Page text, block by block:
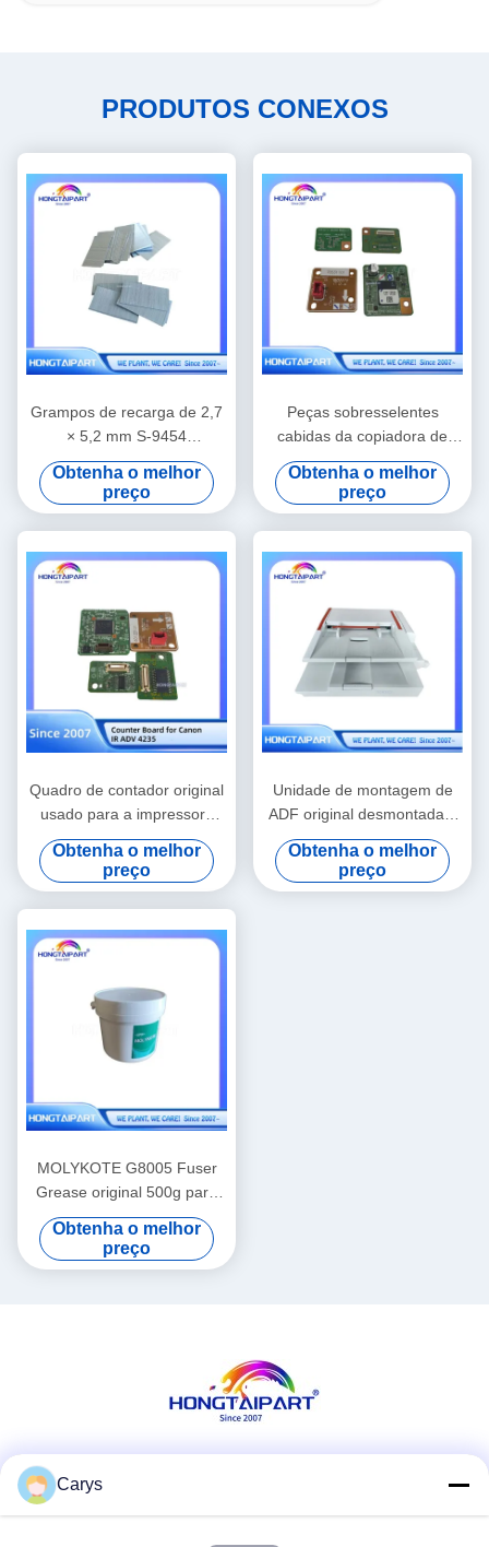
PRODUTOS CONEXOS
Grampos de recarga de 2,7
× 5,2 mm S-9454
compatíveis com finalizador
Riso, suprimentos de
substituição para
encadernação
Obtenha o melhor
preço
Peças sobresselentes
cabidas da copiadora de
Canon IR ADV 6555 da
placa de controle contrária
Obtenha o melhor
preço
Quadro de contador original
usado para a impressora
Canon IR ADV 4235
Obtenha o melhor
preço
Unidade de montagem de
ADF original desmontada e
salvada Compatível com a
Canon I-Sensys MF6180dw
Obtenha o melhor
preço
MOLYKOTE G8005 Fuser
Grease original 500g para
equipamento de impressão
a laser
Obtenha o melhor
preço
Carys